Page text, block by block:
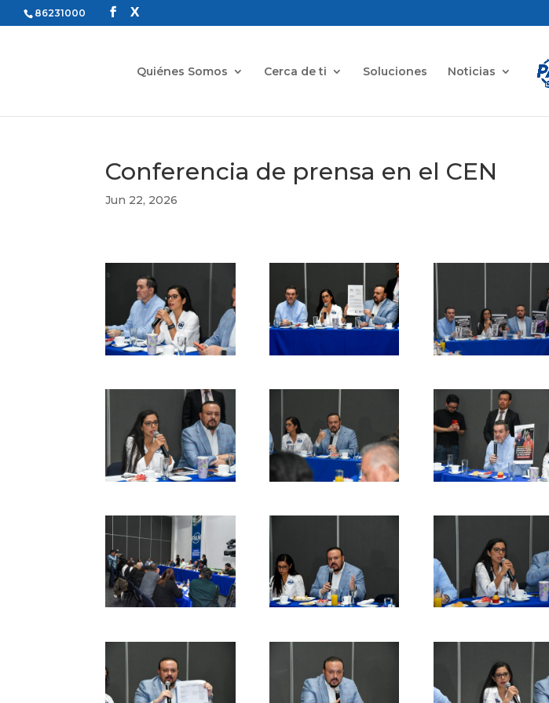
86231000
Quiénes Somos Cerca de ti Soluciones Noticias
Conferencia de prensa en el CEN
Jun 22, 2026